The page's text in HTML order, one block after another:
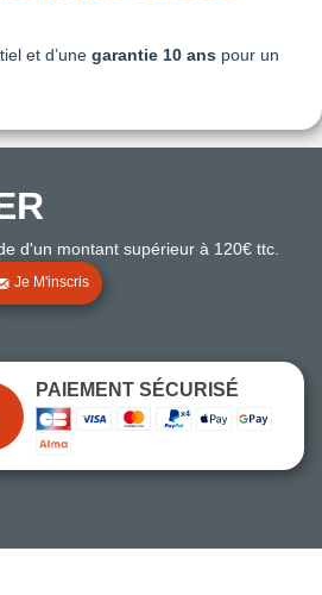
et d’une garantie 10 ans pour un
d'un montant supérieur à 120€ ttc.
Je M'inscris
PAIEMENT SÉCURISÉ